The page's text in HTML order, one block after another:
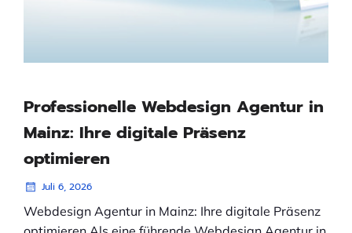
Professionelle Webdesign Agentur in
Mainz: Ihre digitale Präsenz
optimieren
Juli 6, 2026
Webdesign Agentur in Mainz: Ihre digitale Präsenz